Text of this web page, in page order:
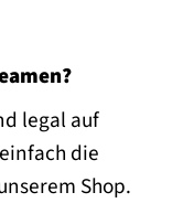
legal auf
die
Shop.